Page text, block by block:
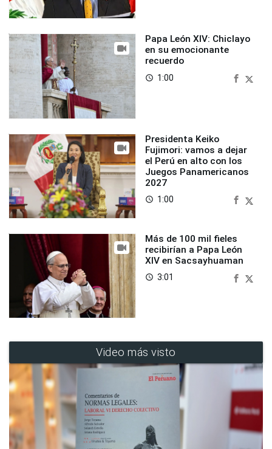
Papa León XIV: Chiclayo
en su emocionante
recuerdo
access_time 1:00
Presidenta Keiko
Fujimori: vamos a dejar
el Perú en alto con los
Juegos Panamericanos
2027
access_time 1:00
Más de 100 mil fieles
recibirían a Papa León
XIV en Sacsayhuaman
access_time 3:01
Video más visto